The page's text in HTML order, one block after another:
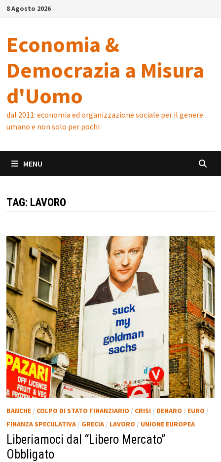
Skip8 Agosto 2026
Economia &
Democrazia a Misura
d'Uomo
dal 2011: economia ed organizzazione sociale per il genere
umano e non solo per pochi
MENU
TAG: LAVORO
BANCHE/ COLPO DI STATO FINANZIARIO / CRISI / DENARO / EURO /
FINANZA SPECULATIVA/ GRECIA/ LAVORO / UNIONE EUROPEA
Liberiamoci dal “Libero Mercato”
Obbligato